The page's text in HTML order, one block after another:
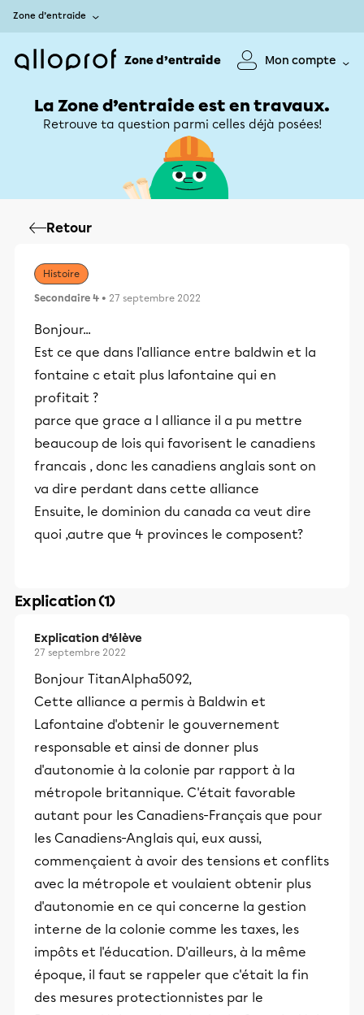
Zone d’entraide
Zone d’entraide Mon compte
La Zone d’entraide est en travaux.
Retrouve ta question parmi celles déjà posées!
Retour
Histoire
Secondaire 4 • 27 septembre 2022
Bonjour...
Est ce que dans l'alliance entre baldwin et la
fontaine c etait plus lafontaine qui en
profitait ?
parce que grace a l alliance il a pu mettre
beaucoup de lois qui favorisent le canadiens
francais , donc les canadiens anglais sont on
va dire perdant dans cette alliance
Ensuite, le dominion du canada ca veut dire
quoi ,autre que 4 provinces le composent?
Explication (1)
Explication d’élève
27 septembre 2022
Bonjour TitanAlpha5092,
Cette alliance a permis à Baldwin et
Lafontaine d'obtenir le gouvernement
responsable et ainsi de donner plus
d'autonomie à la colonie par rapport à la
métropole britannique. C'était favorable
autant pour les Canadiens-Français que pour
les Canadiens-Anglais qui, eux aussi,
commençaient à avoir des tensions et conflits
avec la métropole et voulaient obtenir plus
d'autonomie en ce qui concerne la gestion
interne de la colonie comme les taxes, les
impôts et l'éducation. D'ailleurs, à la même
époque, il faut se rappeler que c'était la fin
des mesures protectionnistes par le